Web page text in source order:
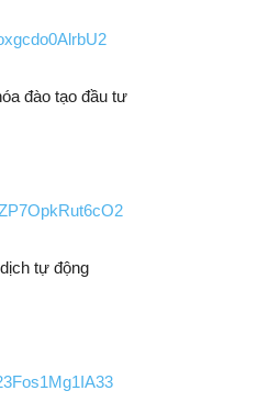
đào tạo đầu tư
tự động